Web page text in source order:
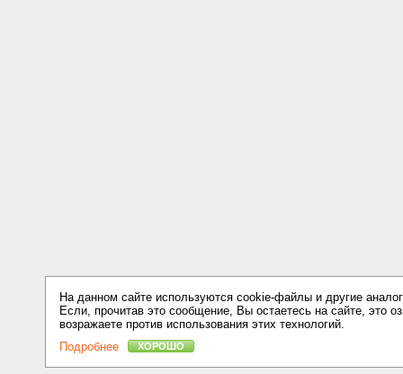
На данном сайте используются cookie-файлы и другие
Если, прочитав это сообщение, Вы остаетесь на сайте, это
возражаете против использования этих технологий.
Подробнее
ХОРОШО